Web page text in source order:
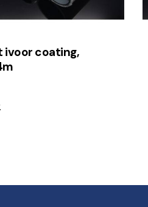
ivoor coating,